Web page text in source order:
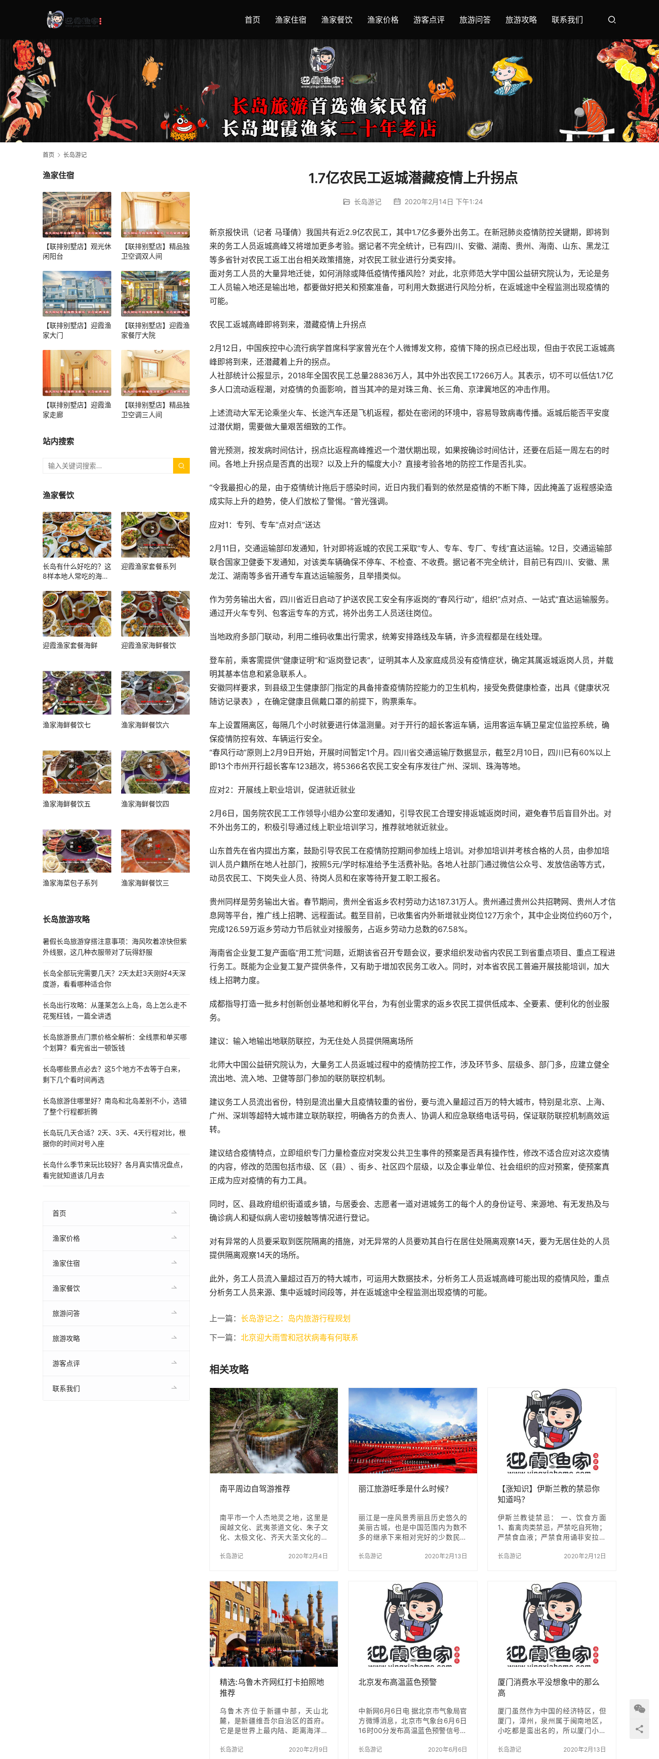
首页 渔家住宿 渔家餐饮 渔家价格 游客点评 旅游问答 旅游攻略 联系我们
首页 长岛游记
1.7亿农民工返城潜藏疫情上升拐点
长岛游记 2020年2月14日 下午1:24
新京报快讯（记者 马瑾倩）我国共有近2.9亿农民工，其中1.7亿多要外出务工。在新冠肺炎疫情防控关键期，即将到
来的务工人员返城高峰又将增加更多考验。据记者不完全统计，已有四川、安徽、湖南、贵州、海南、山东、黑龙江
等多省针对农民工返工出台相关政策措施，对农民工就业进行分类安排。
面对务工人员的大量异地迁徙，如何消除或降低疫情传播风险？对此，北京师范大学中国公益研究院认为，无论是务
工人员输入地还是输出地，都要做好把关和预案准备，可利用大数据进行风险分析，在返城途中全程监测出现疫情的
可能。
农民工返城高峰即将到来，潜藏疫情上升拐点
2月12日，中国疾控中心流行病学首席科学家曾光在个人微博发文称，疫情下降的拐点已经出现，但由于农民工返城高
峰即将到来，还潜藏着上升的拐点。
人社部统计公报显示，2018年全国农民工总量28836万人，其中外出农民工17266万人。其表示，切不可以低估1.7亿
多人口流动返程潮，对疫情的负面影响，首当其冲的是对珠三角、长三角、京津冀地区的冲击作用。
上述流动大军无论乘坐火车、长途汽车还是飞机返程，都处在密闭的环境中，容易导致病毒传播。返城后能否平安度
过潜伏期，需要做大量艰苦细致的工作。
曾光预测，按发病时间估计，拐点比返程高峰推迟一个潜伏期出现，如果按确诊时间估计，还要在后延一周左右的时
间。各地上升拐点是否真的出现？以及上升的幅度大小？直接考验各地的防控工作是否扎实。
“令我最担心的是，由于疫情统计拖后于感染时间，近日内我们看到的依然是疫情的不断下降，因此掩盖了返程感染造
成实际上升的趋势，使人们放松了警惕。”曾光强调。
应对1：专列、专车“点对点”送达
2月11日，交通运输部印发通知，针对即将返城的农民工采取“专人、专车、专厂、专线”直达运输。12日，交通运输部
联合国家卫健委下发通知，对该类车辆确保不停车、不检查、不收费。据记者不完全统计，目前已有四川、安徽、黑
龙江、湖南等多省开通专车直达运输服务，且举措类似。
作为劳务输出大省，四川省近日启动了护送农民工安全有序返岗的“春风行动”，组织“点对点、一站式”直达运输服务。
通过开火车专列、包客运专车的方式，将外出务工人员送往岗位。
当地政府多部门联动，利用二维码收集出行需求，统筹安排路线及车辆，许多流程都是在线处理。
登车前，乘客需提供“健康证明”和“返岗登记表”，证明其本人及家庭成员没有疫情症状，确定其属返城返岗人员，并载
明其基本信息和紧急联系人。
安徽同样要求，到县级卫生健康部门指定的具备排查疫情防控能力的卫生机构，接受免费健康检查，出具《健康状况
随访记录表》，在确定健康且佩戴口罩的前提下，购票乘车。
车上设置隔离区，每隔几个小时就要进行体温测量。对于开行的超长客运车辆，运用客运车辆卫星定位监控系统，确
保疫情防控有效、车辆运行安全。
“春风行动”原则上2月9日开始，开展时间暂定1个月。四川省交通运输厅数据显示，截至2月10日，四川已有60%以上
即13个市州开行超长客车123趟次，将5366名农民工安全有序发往广州、深圳、珠海等地。
应对2：开展线上职业培训，促进就近就业
2月6日，国务院农民工工作领导小组办公室印发通知，引导农民工合理安排返城返岗时间，避免春节后盲目外出。对
不外出务工的，积极引导通过线上职业培训学习，推荐就地就近就业。
山东首先在省内提出方案，鼓励引导农民工在疫情防控期间参加线上培训。对参加培训并考核合格的人员，由参加培
训人员户籍所在地人社部门，按照5元/学时标准给予生活费补贴。各地人社部门通过微信公众号、发放信函等方式，
动员农民工、下岗失业人员、待岗人员和在家等待开复工职工报名。
贵州同样是劳务输出大省。春节期间，贵州全省返乡农村劳动力达187.31万人。贵州通过贵州公共招聘网、贵州人才信
息网等平台，推广线上招聘、远程面试。截至目前，已收集省内外新增就业岗位127万余个，其中企业岗位约60万个，
完成126.59万返乡劳动力节后就业对接服务，占返乡劳动力总数的67.58%。
海南省企业复工复产面临“用工荒”问题，近期该省召开专题会议，要求组织发动省内农民工到省重点项目、重点工程进
行务工。既能为企业复工复产提供条件，又有助于增加农民务工收入。同时，对本省农民工普遍开展技能培训，加大
线上招聘力度。
成都指导打造一批乡村创新创业基地和孵化平台，为有创业需求的返乡农民工提供低成本、全要素、便利化的创业服
务。
建议：输入地输出地联防联控，为无住处人员提供隔离场所
北师大中国公益研究院认为，大量务工人员返城过程中的疫情防控工作，涉及环节多、层级多、部门多，应建立健全
流出地、流入地、卫健等部门参加的联防联控机制。
建议务工人员流出省份，特别是流出量大且疫情较重的省份，要与流入量超过百万的特大城市，特别是北京、上海、
广州、深圳等超特大城市建立联防联控，明确各方的负责人、协调人和应急联络电话号码，保证联防联控机制高效运
转。
建议结合疫情特点，立即组织专门力量检查应对突发公共卫生事件的预案是否具有操作性，修改不适合应对这次疫情
的内容，修改的范围包括市级、区（县）、街乡、社区四个层级，以及企事业单位、社会组织的应对预案，使预案真
正成为应对疫情的有力工具。
同时，区、县政府组织街道或乡镇，与居委会、志愿者一道对进城务工的每个人的身份证号、来源地、有无发热及与
确诊病人和疑似病人密切接触等情况进行登记。
对有异常的人员要采取到医院隔离的措施，对无异常的人员要劝其自行在居住处隔离观察14天，要为无居住处的人员
提供隔离观察14天的场所。
此外，务工人员流入量超过百万的特大城市，可运用大数据技术，分析务工人员返城高峰可能出现的疫情风险，重点
分析务工人员来源、集中返城时间段等，并在返城途中全程监测出现疫情的可能。
上一篇： 长岛游记之：岛内旅游行程规划
下一篇： 北京迎大雨雪和冠状病毒有何联系
相关攻略
南平周边自驾游推荐
南平市一个人杰地灵之地，这里是
闽越文化、武夷茶道文化、朱子文
化、太极文化、齐天大圣文化的发
鲁”，曾培养出两千多位进士和十七
起来看看吧！ 1.武夷山 武夷山山美
水美，是到南平旅游一定会去的旅
游景点，武夷山非常大，景点之间
离得比较远，建议至少花2天的时间
进行游玩才不至于太赶。第一天可
以先体验一下九曲溪漂流，整个行
程大概1-2个小时，沿途的风景真的
很美，要记得给船工小费哦，他会
给你做景点的介绍，这样游玩起来
长岛游记 2020年2月4日
丽江旅游旺季是什么时候？
丽江是一座风景秀丽且历史悠久的
美丽古城，也是中国范围内为数不
多的继承下来相对完好的少数民族
也是文艺青年的集合地。有人是为
气息，那么在丽江旅游的旺季是什
么时候呢？ 丽江的旅游旺季时间：
丽江一年四季展示着他的多变，每
次来到这里你都会感受到他的不
同，所以一年四季都是丽江的旅游
旺季。 1-4月的丽江：可以看到拉
市的农田上看漫山的油菜花，到长
江的第一湾和玉龙看皑皑的雪山。
5-8月的丽江：可以看山野间婀娜多
长岛游记 2020年2月13日
【涨知识】伊斯兰教的禁忌你
知道吗？
伊斯兰教徒禁忌： 一、饮食方面
1、畜禽肉类禁忌，严禁吃自死物；
严禁食血液；严禁食用诵非安拉之
兽。 2、禁用致醉和有毒的植物饮
营生， 禁止出席有酒的宴席，严禁
服用一切麻醉品和毒品。 二、服饰
方面 1、禁止男性穿戴高贵服饰；
2、禁止妇女显露美姿和妆饰； 3、
严禁改变人类原造的矫饰行为；
4、严禁男人佩带黄金 饰物； 5、
忌讳穆斯林穿外教服饰； 6、禁止
男女模仿。 三、卫生与性生活禁忌
1、禁止在公共场所…
长岛游记 2020年2月12日
精选:乌鲁木齐网红打卡拍照地
推荐
乌鲁木齐位于新疆中部，天山北
麓，是新疆维吾尔自治区的首府。
它是是世界上最内陆、距离海洋和
的地理中心。乌鲁木齐是新疆乃至
长岛游记 2020年2月9日
北京发布高温蓝色预警
中新网6月6日电 据北京市气象局官
方微博消息，北京市气象台6月6日
16时00分发布高温蓝色预警信号：
地区日最高气温将达36℃以上，请
长岛游记 2020年6月6日
厦门消费水平没想象中的那么
高
厦门虽然作为中国的经济特区，但
厦门，漳州，泉州属于闽南地区，
小吃都是蛮出名的，所以厦门小吃
中低消费了，比一般城市高一点
长岛游记 2020年2月13日
渔家住宿
【联排别墅店】观光休
闲阳台
【联排别墅店】精品独
卫空调双人间
【联排别墅店】迎霞渔
家大门
【联排别墅店】迎霞渔
家餐厅大院
【联排别墅店】迎霞渔
家走廊
【联排别墅店】精品独
卫空调三人间
站内搜索
渔家餐饮
长岛有什么好吃的？这
8样本地人常吃的海鲜
对了
迎霞渔家套餐系列
迎霞渔家套餐海鲜 迎霞渔家海鲜餐饮
渔家海鲜餐饮七 渔家海鲜餐饮六
渔家海鲜餐饮五 渔家海鲜餐饮四
渔家海菜包子系列 渔家海鲜餐饮三
长岛旅游攻略
暑假长岛旅游穿搭注意事项：海风吹着凉快但紫
外线狠，这几种衣服带对了玩得舒服
长岛全部玩完需要几天？2天太赶3天刚好4天深
度游，看看哪种适合你
长岛出行攻略：从蓬莱怎么上岛，岛上怎么走不
花冤枉钱，一篇全讲透
长岛旅游景点门票价格全解析：全线票和单买哪
个划算？看完省出一顿饭钱
长岛哪些景点必去？这5个地方不去等于白来，
剩下几个看时间再选
长岛旅游住哪里好？南岛和北岛差别不小，选错
了整个行程都折腾
长岛玩几天合适？2天、3天、4天行程对比，根
据你的时间对号入座
长岛什么季节来玩比较好？各月真实情况盘点，
看完就知道该几月去
首页
渔家价格
渔家住宿
渔家餐饮
旅游问答
旅游攻略
游客点评
联系我们